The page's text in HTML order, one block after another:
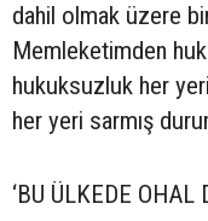
dahil olmak üzere
Memleketimden
hukuksuzluk her
her yeri sarmış
‘BU ÜLKEDE